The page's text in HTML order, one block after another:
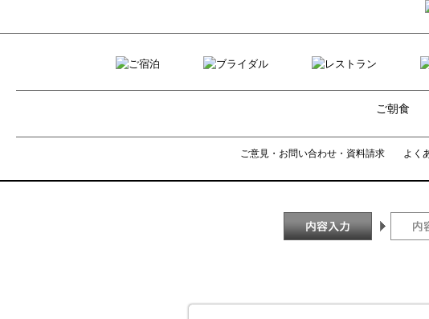
ご朝食
ご意見・お問い合わせ・資料請求 よく